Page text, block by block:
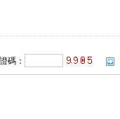
碼：